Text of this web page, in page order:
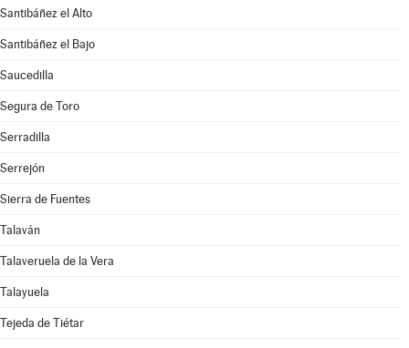
Santibáñez el Alto
Santibáñez el Bajo
Saucedilla
Segura de Toro
Serradilla
Serrejón
Sierra de Fuentes
Talaván
Talaveruela de la Vera
Talayuela
Tejeda de Tiétar